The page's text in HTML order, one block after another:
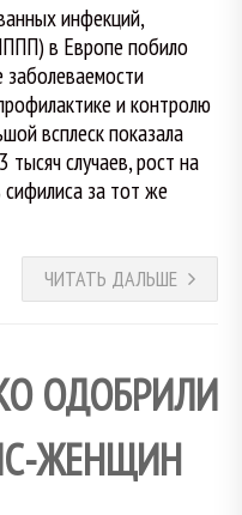
инфекций,
в Европе побило
и контролю
всплеск показала
случаев, рост на
сифилиса за тот же
ЧИТАТЬ ДАЛЬШЕ
ОДОБРИЛИ
ЖЕНЩИН